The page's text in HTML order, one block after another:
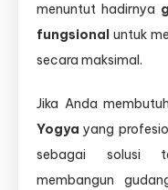
menuntut hadirnya
fungsional untuk
secara maksimal.
Jika Anda
Yogya yang
sebagai solusi
membangun